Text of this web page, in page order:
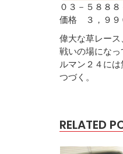
０３－５８８
価格 ３，９９
偉大な草レー
戦いの場になっ
ルマン２４に
つづく。
RELATED